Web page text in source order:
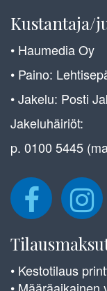
Kustantaja/
• Haumedia Oy
• Paino:
• Jakelu: Posti
Jakeluhäiriöt:
p. 0100 5445
• Kestotilaus